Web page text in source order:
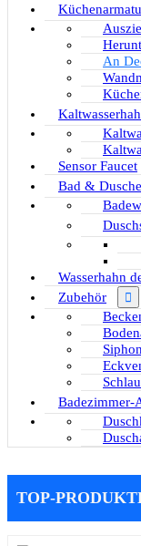
An
Sensor Faucet
Bad & Dusche
Wasserhahn
Zubehör
Badezimmer-
TOP-